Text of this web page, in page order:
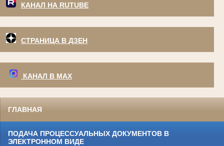
КАНАЛ НА RUTUBE
СТРАНИЦА В ДЗЕН
КАНАЛ В МАХ
ГЛАВНАЯ
ПОДАЧА ПРОЦЕССУАЛЬНЫХ ДОКУМЕНТОВ В
ЭЛЕКТРОННОМ ВИДЕ